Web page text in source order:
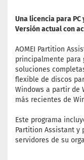
Una licencia para
Versión actual con
AOMEI Partition
principalmente para
soluciones
flexible de discos
Windows a partir de
más recientes de
Este programa
Partition Assistant y
servidores de su